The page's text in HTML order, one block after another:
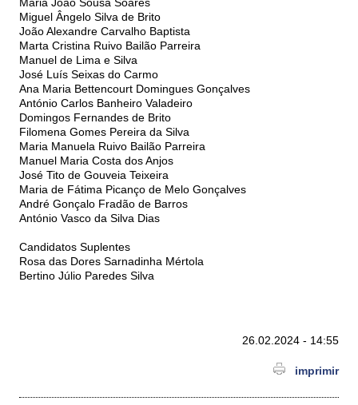
Maria João Sousa Soares
Miguel Ângelo Silva de Brito
João Alexandre Carvalho Baptista
Marta Cristina Ruivo Bailão Parreira
Manuel de Lima e Silva
José Luís Seixas do Carmo
Ana Maria Bettencourt Domingues Gonçalves
António Carlos Banheiro Valadeiro
Domingos Fernandes de Brito
Filomena Gomes Pereira da Silva
Maria Manuela Ruivo Bailão Parreira
Manuel Maria Costa dos Anjos
José Tito de Gouveia Teixeira
Maria de Fátima Picanço de Melo Gonçalves
André Gonçalo Fradão de Barros
António Vasco da Silva Dias
Candidatos Suplentes
Rosa das Dores Sarnadinha Mértola
Bertino Júlio Paredes Silva
26.02.2024 - 14:55
imprimir